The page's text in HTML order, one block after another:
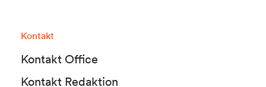
Kontakt
Kontakt Office
Kontakt Redaktion